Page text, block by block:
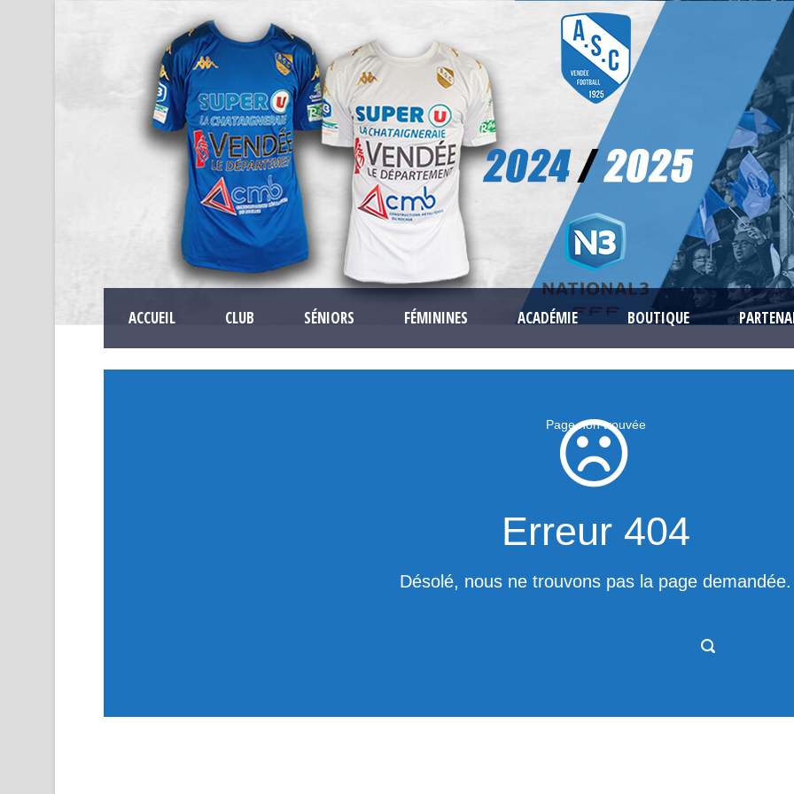
ACCUEIL CLUB SÉNIORS FÉMININES ACADÉMIE BOUTIQUE
Page non trouvée
Erreur 404
Désolé, nous ne trouvons pas la page demandée.